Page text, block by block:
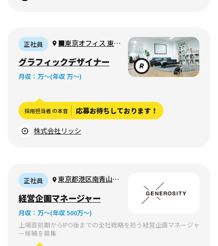
正社員
■東京オフィス 東京
フィス 大阪市中央区船
越町
グラフィックデザイナー
月収： 万〜(年収 万〜)
採用担当者 の本音 応募お待ちしております！
株式会社リッシ
正社員
東京都港区南青山1-
経営企画マネージャー
月収： 万〜(年収 500万〜)
上場直前期からIPO後までの全社戦略を担う経営企画マネージャ
ー候補を募集